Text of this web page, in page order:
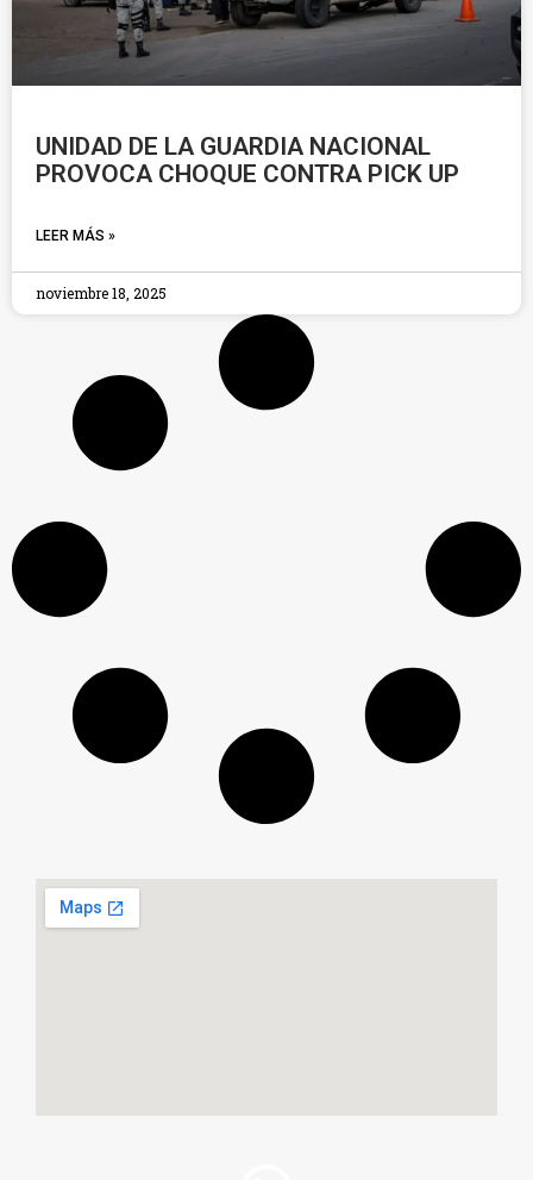
UNIDAD DE LA GUARDIA NACIONAL
PROVOCA CHOQUE CONTRA PICK UP
LEER MÁS »
noviembre 18, 2025